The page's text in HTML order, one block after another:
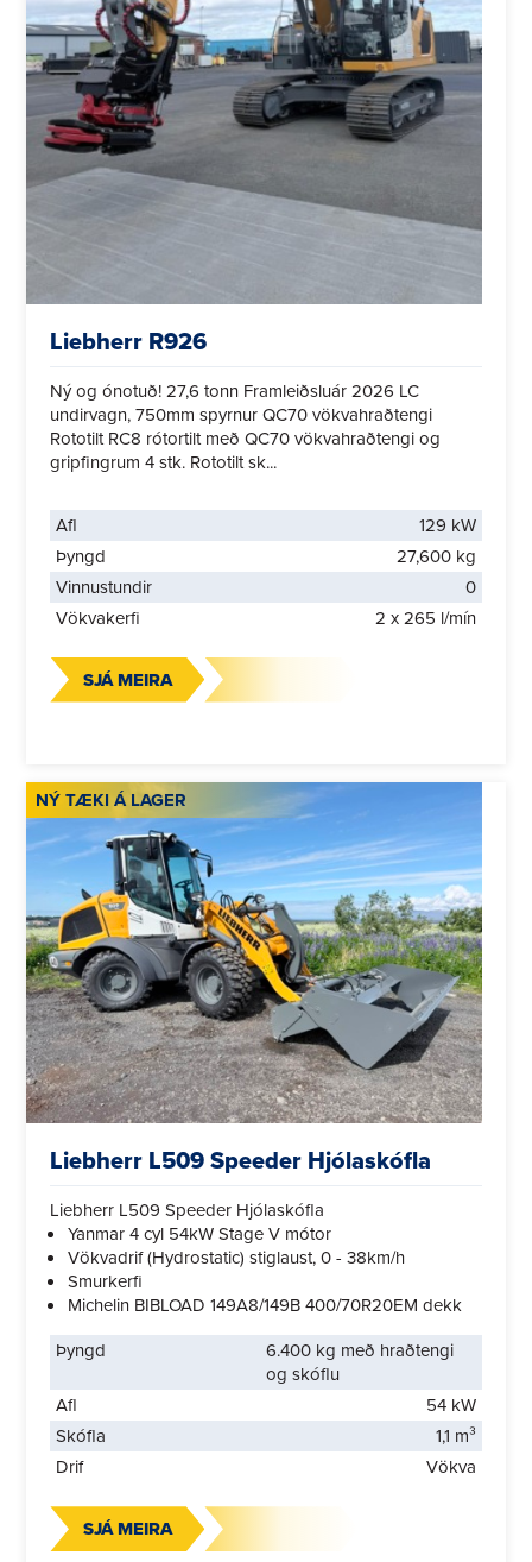
Liebherr R926
Ný og ónotuð! 27,6 tonn Framleiðsluár 2026 LC
undirvagn, 750mm spyrnur QC70 vökvahraðtengi
Rototilt RC8 rótortilt með QC70 vökvahraðtengi og
gripfingrum 4 stk. Rototilt sk...
Afl
129 kW
Þyngd
27,600 kg
Vinnustundir
0
Vökvakerfi
2 x 265 l/mín
SJÁ MEIRA
NÝ TÆKI Á LAGER
Liebherr L509 Speeder Hjólaskófla
Liebherr L509 Speeder Hjólaskófla
Yanmar 4 cyl 54kW Stage V mótor
Vökvadrif (Hydrostatic) stiglaust, 0 - 38km/h
Smurkerfi
Michelin BIBLOAD 149A8/149B 400/70R20EM dekk
Þyngd
6.400 kg með hraðtengi
og skóflu
Afl
54 kW
Skófla
1,1 m³
Drif
Vökva
SJÁ MEIRA